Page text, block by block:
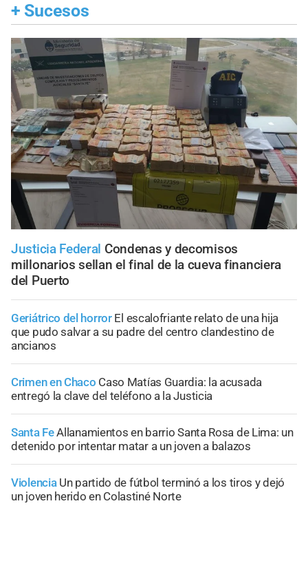
+ Sucesos
Justicia Federal Condenas y decomisos
millonarios sellan el final de la cueva financiera
del Puerto
Geriátrico del horror El escalofriante relato de una hija
que pudo salvar a su padre del centro clandestino de
ancianos
Crimen en Chaco Caso Matías Guardia: la acusada
entregó la clave del teléfono a la Justicia
Santa FeAllanamientos en barrio Santa Rosa de Lima: un
detenido por intentar matar a un joven a balazos
Violencia Un partido de fútbol terminó a los tiros y dejó
un joven herido en Colastiné Norte